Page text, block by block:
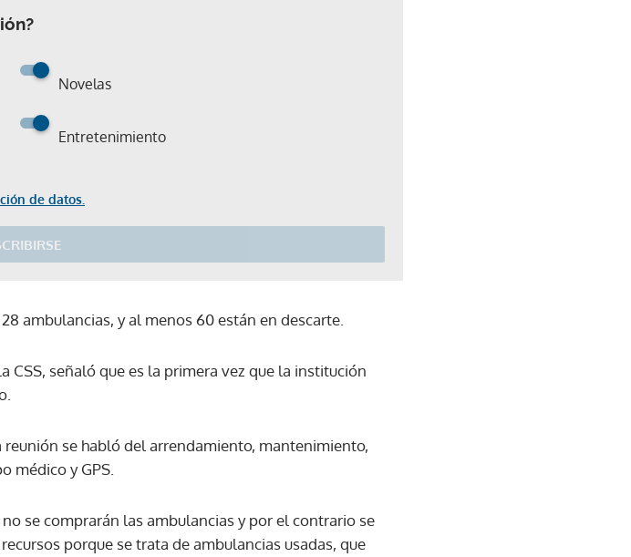
Novelas
Entretenimiento
de datos.
ambulancias, y al menos 60 están en descarte.
CSS, señaló que es la primera vez que la institución
se habló del arrendamiento, mantenimiento,
médico y GPS.
se comprarán las ambulancias y por el contrario se
porque se trata de ambulancias usadas, que